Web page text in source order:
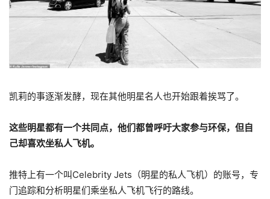
凯莉的事逐渐发酵，现在其他明星名人也开始跟着挨骂了。
这些明星都有一个共同点，他们都曾呼吁大家参与环保，但自
己却喜欢坐私人飞机。
推特上有一个叫Celebrity Jets（明星的私人飞机）的账号，专
门追踪和分析明星们乘坐私人飞机飞行的路线。